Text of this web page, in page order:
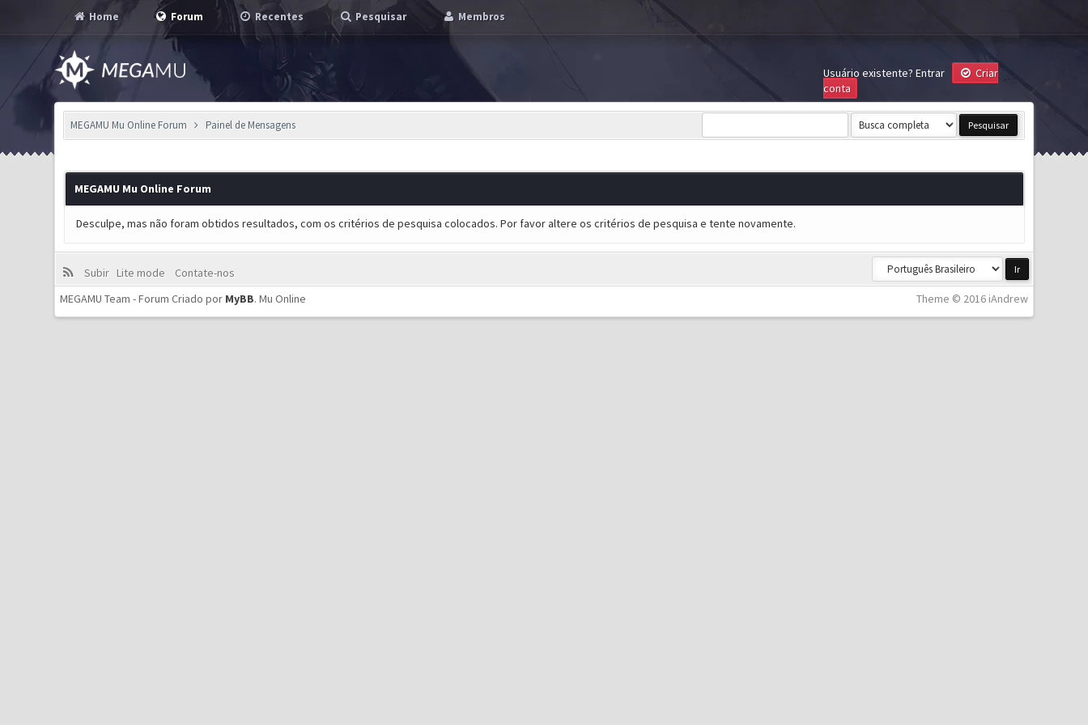
Home Forum Recentes Pesquisar Membros
Usuário existente? Entrar
Criar
conta
MEGAMU Mu Online Forum Painel de Mensagens
MEGAMU Mu Online Forum
Desculpe, mas não foram obtidos resultados, com os critérios de pesquisa colocados. Por favor altere os critérios de pesquisa e tente novamente.
Subir Lite mode
Contate-nos
Theme © 2016 iAndrew
MEGAMU Team - Forum Criado por MyBB.Mu Online